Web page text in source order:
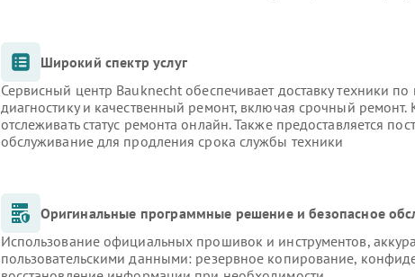
Широкий спектр услуг
Сервисный центр Bauknecht обеспечивает доставку техники
диагностику и качественный ремонт, включая срочный ремонт.
отслеживать статус ремонта онлайн. Также предоставляется
обслуживание для продления срока службы техники
Оригинальные программные решение и безопасное
Использование официальных прошивок и инструментов,
пользовательскими данными: резервное копирование,